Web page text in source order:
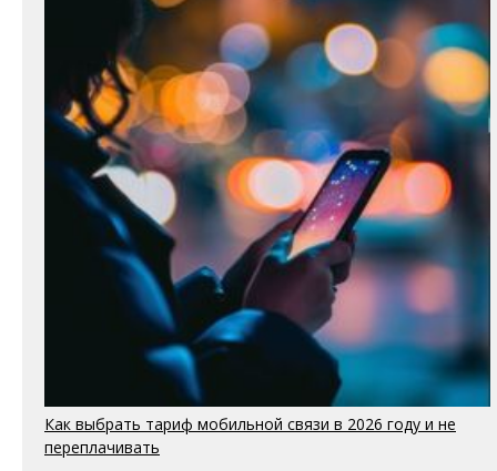
Как выбрать тариф мобильной связи в 2026 году и не
переплачивать